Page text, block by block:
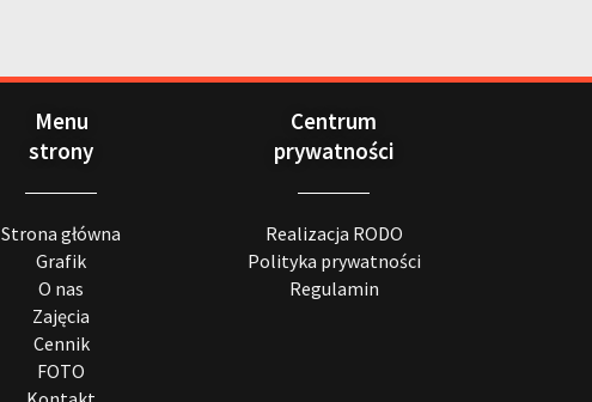
Menu
strony
Strona główna
Grafik
O nas
Zajęcia
Cennik
FOTO
Centrum
prywatności
Realizacja RODO
Polityka prywatności
Regulamin